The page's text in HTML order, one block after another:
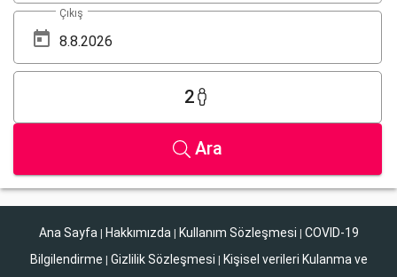
Çıkış
2
Ara
Ana Sayfa | Hakkımızda | Kullanım Sözleşmesi | COVID-19
Bilgilendirme | Gizlilik Sözleşmesi | Kişisel verileri Kulanma ve